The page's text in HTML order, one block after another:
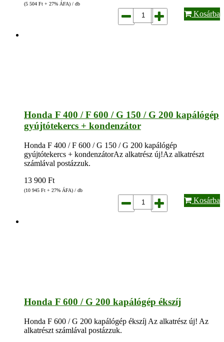
(5 504 Ft + 27% ÁFA) / db
Kosárba
Honda F 400 / F 600 / G 150 / G 200 kapálógép
gyújtótekercs + kondenzátor
Honda F 400 / F 600 / G 150 / G 200 kapálógép
gyújtótekercs + kondenzátorAz alkatrész új!Az alkatrészt
számlával postázzuk.
13 900 Ft
(10 945 Ft + 27% ÁFA) / db
Kosárba
Honda F 600 / G 200 kapálógép ékszíj
Honda F 600 / G 200 kapálógép ékszíj Az alkatrész új! Az
alkatrészt számlával postázzuk.